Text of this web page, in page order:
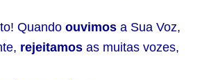
Quando ouvimos a Sua Voz,
rejeitamos as muitas vozes,